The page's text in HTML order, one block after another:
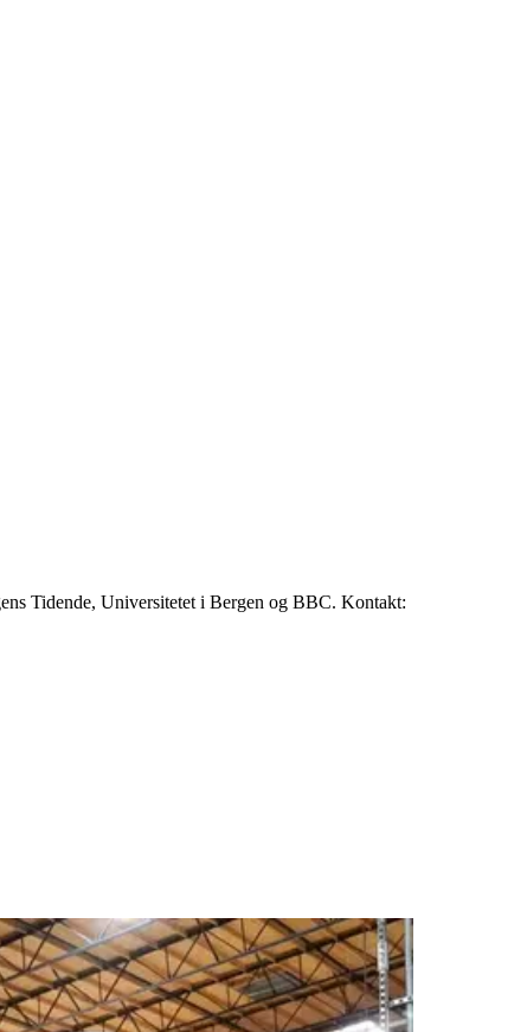
Tidende, Universitetet i Bergen og BBC. Kontakt: